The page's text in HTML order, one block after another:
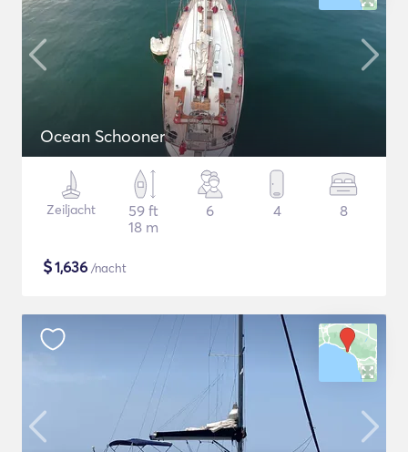
Ocean Schooner
Zeiljacht
59 ft
18 m
6 4 8
$1,636 /nacht